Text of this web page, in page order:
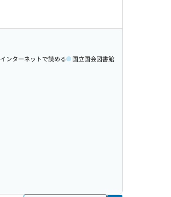
インターネットで読める 国立国会図書館